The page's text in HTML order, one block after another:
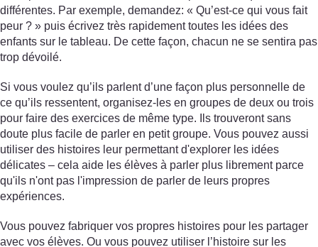
différentes. Par exemple, demandez: « Qu’est-ce qui vous fait
peur ? » puis écrivez très rapidement toutes les idées des
enfants sur le tableau. De cette façon, chacun ne se sentira pas
trop dévoilé.
Si vous voulez qu’ils parlent d’une façon plus personnelle de
ce qu’ils ressentent, organisez-les en groupes de deux ou trois
pour faire des exercices de même type. Ils trouveront sans
doute plus facile de parler en petit groupe. Vous pouvez aussi
utiliser des histoires leur permettant d'explorer les idées
délicates – cela aide les élèves à parler plus librement parce
qu'ils n'ont pas l'impression de parler de leurs propres
expériences.
Vous pouvez fabriquer vos propres histoires pour les partager
avec vos élèves. Ou vous pouvez utiliser l’histoire sur les